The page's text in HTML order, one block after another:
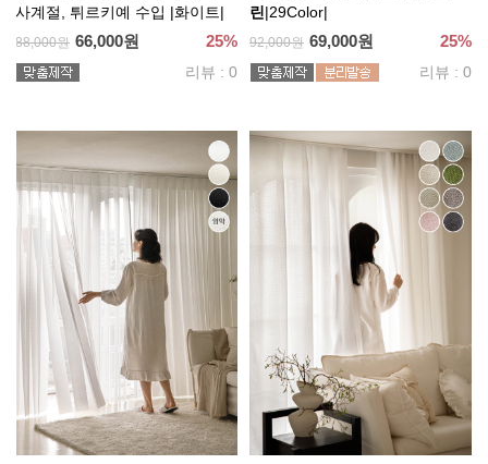
사계절, 튀르키예 수입 |화이트|
88,000원 66,000원 25%
리뷰 : 0
린 |29Color|
92,000원 69,000원 25%
리뷰 : 0